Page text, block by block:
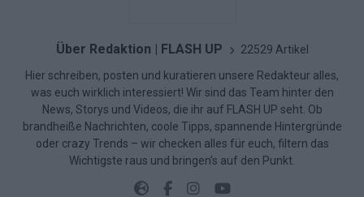
Über Redaktion | FLASH UP 22529 Artikel
Hier schreiben, posten und kuratieren unsere Redakteur alles,
was euch wirklich interessiert! Wir sind das Team hinter den
News, Storys und Videos, die ihr auf FLASH UP seht. Ob
brandheiße Nachrichten, coole Tipps, spannende Hintergründe
oder crazy Trends – wir checken alles für euch, filtern das
Wichtigste raus und bringen’s auf den Punkt.